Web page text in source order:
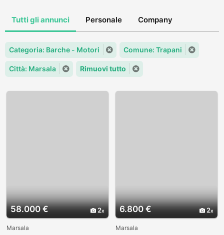
Tutti gli annunci Personale Company
Categoria: Barche - Motori Comune: Trapani
Città: Marsala Rimuovi tutto
58.000 € 2
Marsala
6.800 € 2
Marsala